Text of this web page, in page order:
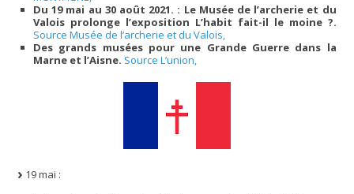
Du 19 mai au 30 août 2021. : Le Musée de l’archerie et du
Valois prolonge l’exposition L’habit fait-il le moine ?.
Source Musée de l’archerie et du Valois,
Des grands musées pour une Grande Guerre dans la
Marne et l’Aisne. Source L’union,
19 mai :